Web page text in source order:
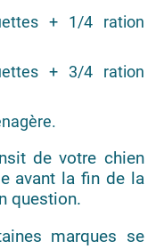
+ 1/4 ration
+ 3/4 ration
de votre chien
avant la fin de la
question.
marques se